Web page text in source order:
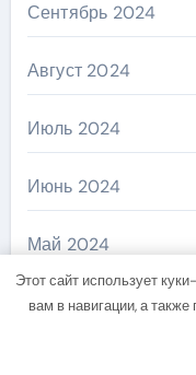
Сентябрь 2024
Август 2024
Июль 2024
Июнь 2024
Май 2024
Апрель 2024
Этот сайт использует
вам в навигации, а